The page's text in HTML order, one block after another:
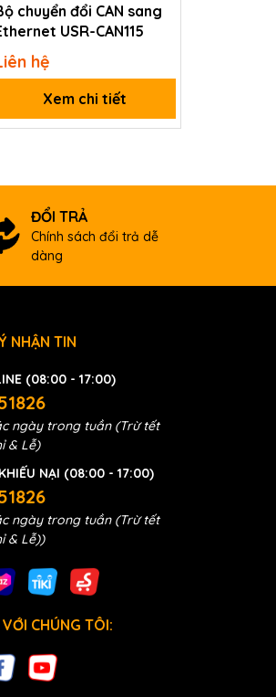
chuyển đổi CAN sang
USR-CAN115
hệ
Xem chi tiết
ĐỔI TRẢ
Chính sách đổi trả dễ
dàng
NHẬN TIN
(08:00 - 17:00)
ngày trong tuần (Trừ tết
& Lễ)
NẠI (08:00 - 17:00)
ngày trong tuần (Trừ tết
& Lễ))
CHÚNG TÔI: